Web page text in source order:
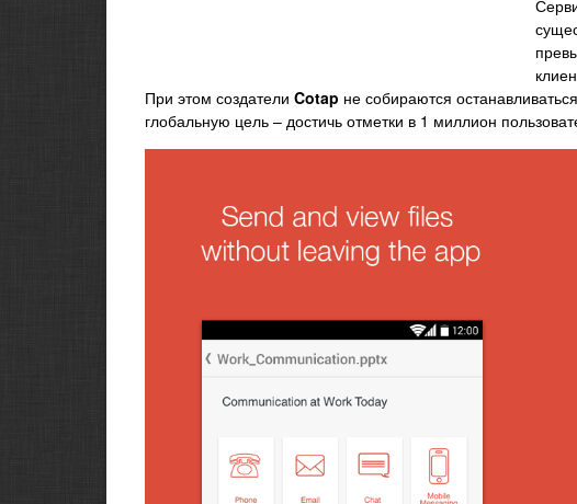
При этом создателиCotap не собираются
глобальную цель – достичь отметки в 1 миллион